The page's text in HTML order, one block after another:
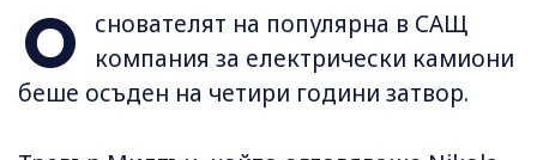
О
снователят на популярна в САЩ
компания за електрически камиони
беше осъден на четири години затвор.